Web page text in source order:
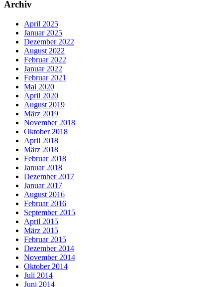
Archiv
April 2025
Januar 2025
Dezember 2022
August 2022
Februar 2022
Januar 2022
Februar 2021
Mai 2020
April 2020
August 2019
März 2019
November 2018
Oktober 2018
April 2018
März 2018
Februar 2018
Januar 2018
Dezember 2017
Januar 2017
August 2016
Februar 2016
September 2015
April 2015
März 2015
Februar 2015
Dezember 2014
November 2014
Oktober 2014
Juli 2014
Juni 2014